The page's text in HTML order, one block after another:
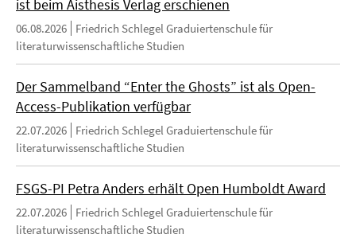
ist beim Aisthesis Verlag erschienen
06.08.2026
Friedrich Schlegel Graduiertenschule für
literaturwissenschaftliche Studien
Der Sammelband “Enter the Ghosts” ist als Open-
Access-Publikation verfügbar
22.07.2026
Friedrich Schlegel Graduiertenschule für
literaturwissenschaftliche Studien
FSGS-PI Petra Anders erhält Open Humboldt Award
22.07.2026
Friedrich Schlegel Graduiertenschule für
literaturwissenschaftliche Studien